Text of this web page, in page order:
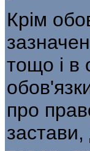
Крім
тощо і в
про